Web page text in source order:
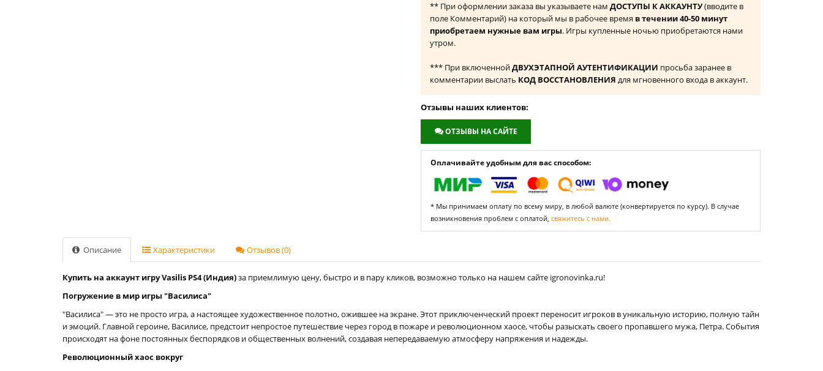
** При оформлении заказа вы указываете нам ДОСТУПЫ К АККАУНТУ(вводите в
поле Комментарий) на который мы в рабочее время в течении 40-50 минут
приобретаем нужные вам игры. Игры купленные ночью приобретаются нами
утром.
*** При включеннойДВУХЭТАПНОЙ АУТЕНТИФИКАЦИИ просьба заранее в
комментарии выслать КОД ВОССТАНОВЛЕНИЯ для мгновенного входа в аккаунт.
Отзывы наших клиентов:
ОТЗЫВЫ НА САЙТЕ
Оплачивайте удобным для вас способом:
* Мы принимаем оплату по всему миру, в любой валюте (конвертируется по курсу). В случае
возникновения проблем с оплатой, свяжитесь с нами.
Описание Характеристики Отзывов (0)
Купить на аккаунт игру Vasilis PS4 (Индия)за приемлимую цену, быстро и в пару кликов, возможно только на нашем сайте igronovinka.ru!
Погружение в мир игры "Василиса"
"Василиса" — это не просто игра, а настоящее художественное полотно, ожившее на экране. Этот приключенческий проект переносит игроков в уникальную историю, полную тайн
и эмоций. Главной героине, Василисе, предстоит непростое путешествие через город в пожаре и революционном хаосе, чтобы разыскать своего пропавшего мужа, Петра. События
происходят на фоне постоянных беспорядков и общественных волнений, создавая непередаваемую атмосферу напряжения и надежды.
Революционный хаос вокруг